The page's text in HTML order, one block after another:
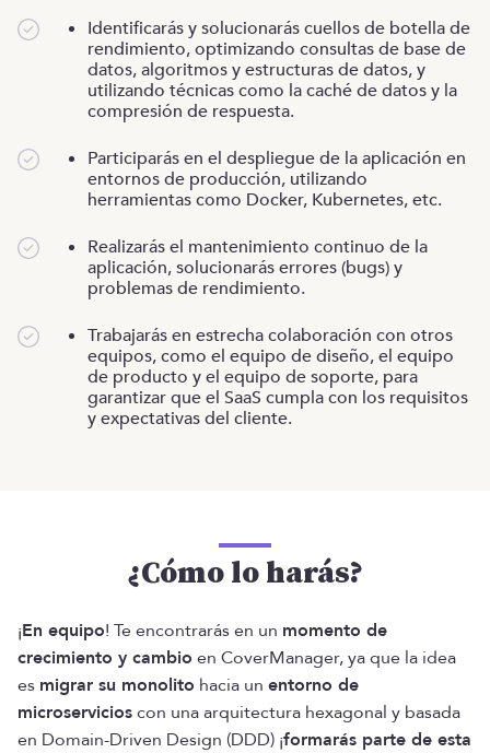
Identificarás y solucionarás cuellos de botella de
rendimiento, optimizando consultas de base de
datos, algoritmos y estructuras de datos, y
utilizando técnicas como la caché de datos y la
compresión de respuesta.
Participarás en el despliegue de la aplicación en
entornos de producción, utilizando
herramientas como Docker, Kubernetes, etc.
Realizarás el mantenimiento continuo de la
aplicación, solucionarás errores (bugs) y
problemas de rendimiento.
Trabajarás en estrecha colaboración con otros
equipos, como el equipo de diseño, el equipo
de producto y el equipo de soporte, para
garantizar que el SaaS cumpla con los requisitos
y expectativas del cliente.
¿Cómo lo harás?
¡En equipo! Te encontrarás en un momento de
crecimiento y cambio en CoverManager, ya que la idea
es migrar su monolito hacia un entorno de
microservicioscon una arquitectura hexagonal y basada
en Domain-Driven Design (DDD) ¡formarás parte de esta